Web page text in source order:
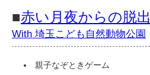
■赤い月夜からの脱出​
With 埼玉こども自然動物公園
親子なぞときゲーム